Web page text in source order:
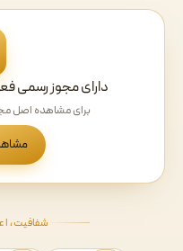
دارای مجوز رسمی
برای مشاهده اصل
شفافیت،